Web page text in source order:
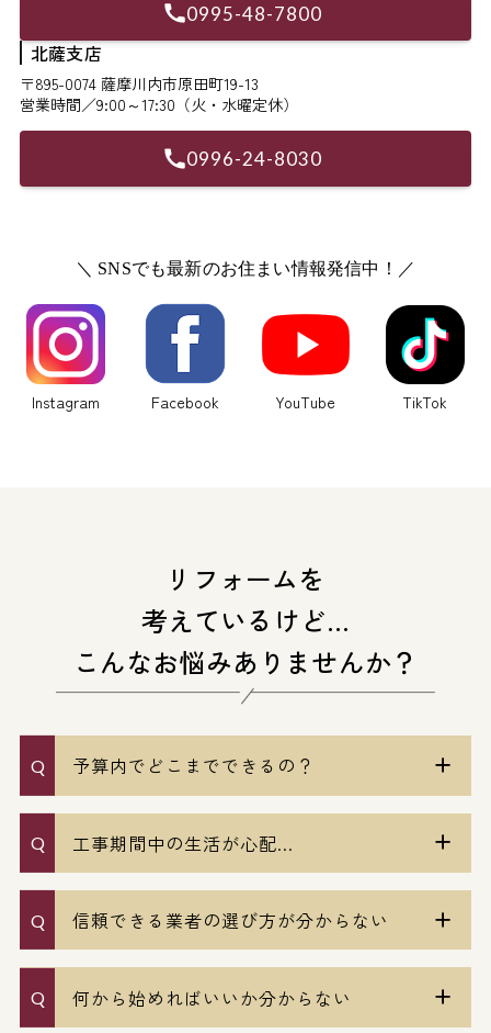
0995-48-7800
北薩支店
〒895-0074 薩摩川内市原田町19-13
営業時間／9:00～17:30（火・水曜定休）
0996-24-8030
＼ SNSでも最新のお住まい情報発信中！／
Instagram Facebook YouTube TikTok
リフォームを
考えているけど…
こんなお悩みありませんか？
予算内でどこまでできるの？
工事期間中の生活が心配...
信頼できる業者の選び方が分からない
何から始めればいいか分からない